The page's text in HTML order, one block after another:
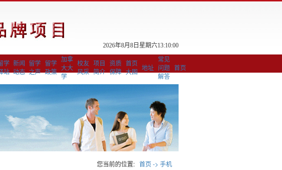
2026年8月8日星期六13:10:00
学
站
新闻
动态
留学
之声
留学
政策
加拿
大大
学
校友
风采
项目
简介
资质
保障
首页
大图 地址
常见
问题
解答
首页
您当前的位置: 首页 -> 手机